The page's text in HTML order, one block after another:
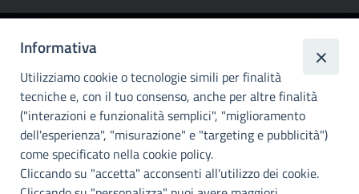
Città
metropolitana di
Palermo
INFO E CONTATTI
I nostri canali social
Informativa
Utilizziamo cookie o tecnologie simili per finalità
tecniche e, con il tuo consenso, anche per altre finalità
("interazioni e funzionalità semplici", "miglioramento
dell'esperienza", "misurazione" e "targeting e pubblicità")
come specificato nella cookie policy.
Cliccando su "accetta" acconsenti all'utilizzo dei cookie.